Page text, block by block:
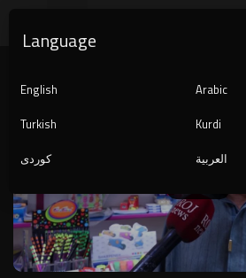
Player
Language
English
Arabic
Turkish
Kurdi
کوردی
العربية